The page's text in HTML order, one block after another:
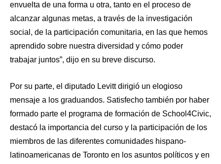
envuelta de una forma u otra, tanto en el proceso de
alcanzar algunas metas, a través de la investigación
social, de la participación comunitaria, en las que hemos
aprendido sobre nuestra diversidad y cómo poder
trabajar juntos”, dijo en su breve discurso.
Por su parte, el diputado Levitt dirigió un elogioso
mensaje a los graduandos. Satisfecho también por haber
formado parte el programa de formación de School4Civic,
destacó la importancia del curso y la participación de los
miembros de las diferentes comunidades hispano-
latinoamericanas de Toronto en los asuntos políticos y en